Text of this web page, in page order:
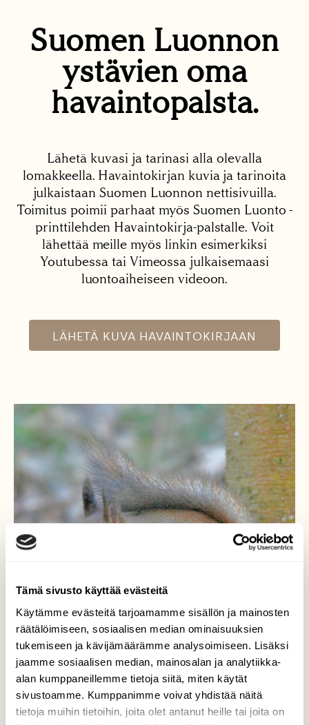
Tämä sivusto käyttää evästeitä
Käytämme evästeitä tarjoamamme sisällön ja mainosten
räätälöimiseen, sosiaalisen median ominaisuuksien
tukemiseen ja kävijämäärämme analysoimiseen. Lisäksi
jaamme sosiaalisen median, mainosalan ja analytiikka-
alan kumppaneillemme tietoja siitä, miten käytät
sivustoamme. Kumppanimme voivat yhdistää näitä
tietoja muihin tietoihin, joita olet antanut heille tai joita on
Suomen Luonnon
ystävien oma
havaintopalsta.
Lähetä kuvasi ja tarinasi alla olevalla
lomakkeella. Havaintokirjan kuvia ja tarinoita
julkaistaan Suomen Luonnon nettisivuilla.
Toimitus poimii parhaat myös Suomen Luonto -
printtilehden Havaintokirja-palstalle. Voit
lähettää meille myös linkin esimerkiksi
Youtubessa tai Vimeossa julkaisemaasi
luontoaiheiseen videoon.
LÄHETÄ KUVA HAVAINTOKIRJAAN